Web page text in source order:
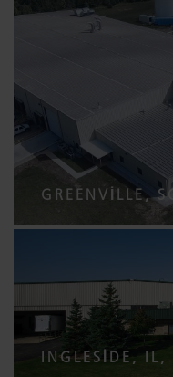
GREENVILLE,
INGLESIDE,